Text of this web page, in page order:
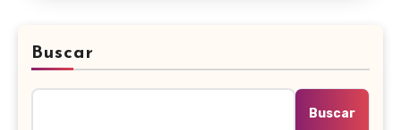
Buscar
Buscar